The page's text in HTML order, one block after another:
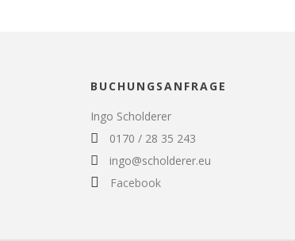
BUCHUNGSANFRAGE
Ingo Scholderer
0170 / 28 35 243
ingo@scholderer.eu
Facebook